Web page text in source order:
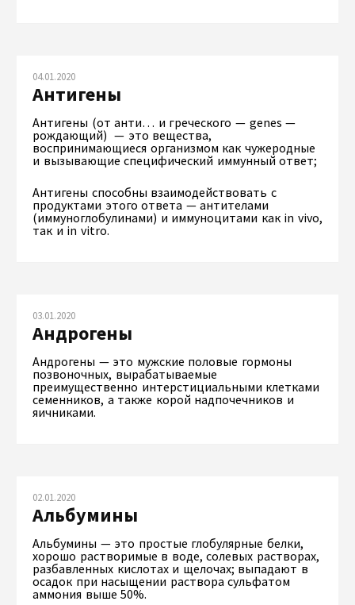
04.01.2020
Антигены
Антигены (от анти… и греческого — genes —
рождающий) — это вещества,
воспринимающиеся организмом как чужеродные
и вызывающие специфический иммунный ответ;
Антигены способны взаимодействовать с
продуктами этого ответа — антителами
(иммуноглобулинами) и иммуноцитами как in vivo,
так и in vitro.
03.01.2020
Андрогены
Андрогены — это мужские половые гормоны
позвоночных, вырабатываемые
преимущественно интерстициальными клетками
семенников, а также корой надпочечников и
яичниками.
02.01.2020
Альбумины
Альбумины — это простые глобулярные белки,
хорошо растворимые в воде, солевых растворах,
разбавленных кислотах и щелочах; выпадают в
осадок при насыщении раствора сульфатом
аммония выше 50%.